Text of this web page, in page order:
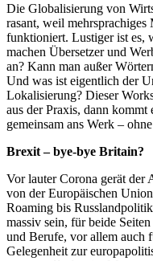
Die Globalisierung von
rasant, weil
funktioniert. Lustiger ist es,
machen Übersetzer und
an? Kann man außer
Und was ist eigentlich der
Lokalisierung? Dieser
aus der Praxis, dann kommt
gemeinsam ans Werk –
Brexit – bye-bye Britain?
Vor lauter Corona gerät der
von der Europäischen
Roaming bis
massiv sein, für beide
und Berufe, vor allem auch
Gelegenheit zur